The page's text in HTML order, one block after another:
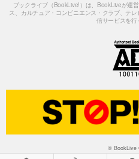
ブックライブ（BookLive!）は、BookLiveが運
ス、カルチュア・コンビニエンス・クラブ、テ
信サービスを行
© BookLive